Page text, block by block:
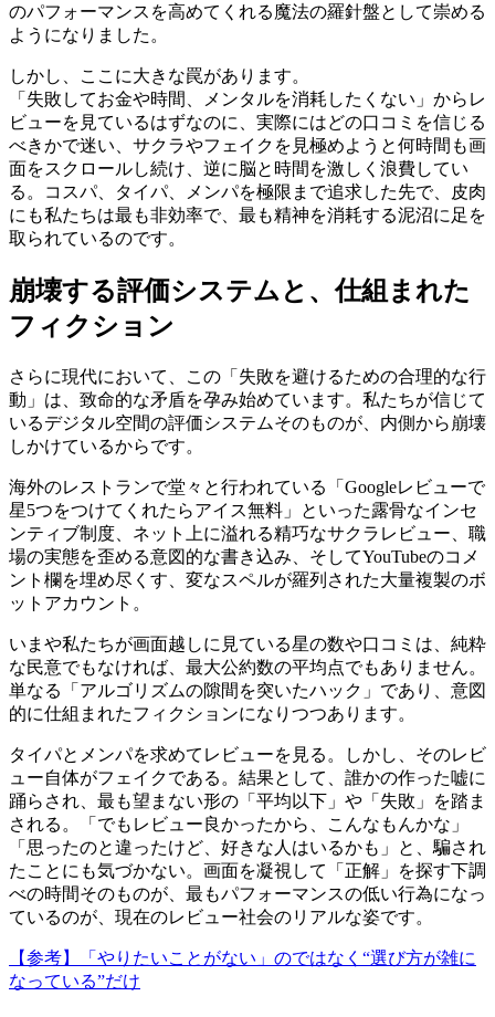
のパフォーマンスを高めてくれる魔法の羅針盤として崇める
ようになりました。
しかし、ここに大きな罠があります。
「失敗してお金や時間、メンタルを消耗したくない」からレ
ビューを見ているはずなのに、実際にはどの口コミを信じる
べきかで迷い、サクラやフェイクを見極めようと何時間も画
面をスクロールし続け、逆に脳と時間を激しく浪費してい
る。コスパ、タイパ、メンパを極限まで追求した先で、皮肉
にも私たちは最も非効率で、最も精神を消耗する泥沼に足を
取られているのです。
崩壊する評価システムと、仕組まれた
フィクション
さらに現代において、この「失敗を避けるための合理的な行
動」は、致命的な矛盾を孕み始めています。私たちが信じて
いるデジタル空間の評価システムそのものが、内側から崩壊
しかけているからです。
海外のレストランで堂々と行われている「Googleレビューで
星5つをつけてくれたらアイス無料」といった露骨なインセ
ンティブ制度、ネット上に溢れる精巧なサクラレビュー、職
場の実態を歪める意図的な書き込み、そしてYouTubeのコメ
ント欄を埋め尽くす、変なスペルが羅列された大量複製のボ
ットアカウント。
いまや私たちが画面越しに見ている星の数や口コミは、純粋
な民意でもなければ、最大公約数の平均点でもありません。
単なる「アルゴリズムの隙間を突いたハック」であり、意図
的に仕組まれたフィクションになりつつあります。
タイパとメンパを求めてレビューを見る。しかし、そのレビ
ュー自体がフェイクである。結果として、誰かの作った嘘に
踊らされ、最も望まない形の「平均以下」や「失敗」を踏ま
される。「でもレビュー良かったから、こんなもんかな」
「思ったのと違ったけど、好きな人はいるかも」と、騙され
たことにも気づかない。画面を凝視して「正解」を探す下調
べの時間そのものが、最もパフォーマンスの低い行為になっ
ているのが、現在のレビュー社会のリアルな姿です。
【参考】
「やりたいことがない」のではなく“選び方が雑に
なっている”だけ